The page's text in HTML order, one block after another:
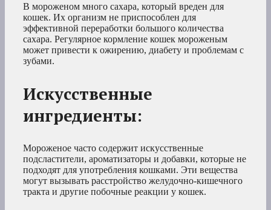
В мороженом много сахара, который вреден для
кошек. Их организм не приспособлен для
эффективной переработки большого количества
сахара. Регулярное кормление кошек мороженым
может привести к ожирению, диабету и проблемам с
зубами.
Искусственные
ингредиенты:
Мороженое часто содержит искусственные
подсластители, ароматизаторы и добавки, которые не
подходят для употребления кошками. Эти вещества
могут вызывать расстройство желудочно-кишечного
тракта и другие побочные реакции у кошек.